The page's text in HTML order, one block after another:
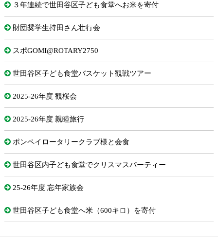
３年連続で世田谷区子ども食堂へお米を寄付
財団奨学生持田さん壮行会
スポGOMI@ROTARY2750
世田谷区子ども食堂バスケット観戦ツアー
2025-26年度 観桜会
2025-26年度 親睦旅行
ポンペイロータリークラブ様と会食
世田谷区内子ども食堂でクリスマスパーティー
25-26年度 忘年家族会
世田谷区子ども食堂へ米（600キロ）を寄付